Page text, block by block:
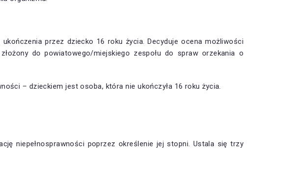
przez dziecko 16 roku życia. Decyduje ocena możliwości
do powiatowego/miejskiego zespołu do spraw orzekania o
– dzieckiem jest osoba, która nie ukończyła 16 roku życia.
niepełnosprawności poprzez określenie jej stopni. Ustala się trzy